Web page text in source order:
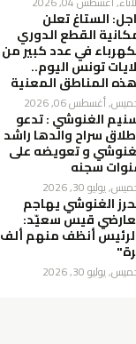
الستاغ تعلن
القطع الدوري
في عدد كبير من
تونس اليوم..
المناطق المعنية
أغسطس 06, 2026
الغنوشي : تدعو
سراح والدها راشد
و تعويضه على
سجنه
يوليو 30, 2026
الغنوشي يهاجم
قيس سعيّد:
أنظف منهم ألف
يوليو 30, 2026